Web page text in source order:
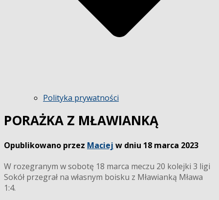
Polityka prywatności
PORAŻKA Z MŁAWIANKĄ
Opublikowano przez Maciej w dniu 18 marca 2023
W rozegranym w sobotę 18 marca meczu 20 kolejki 3 ligi
Sokół przegrał na własnym boisku z Mławianką Mława
1:4.